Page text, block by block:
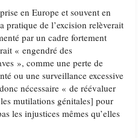
en Europe et souvent en
de l’excision relèverait
par un cadre fortement
« engendré des
», comme une perte de
ou une surveillance excessive
nécessaire « de réévaluer
mutilations génitales] pour
les injustices mêmes qu’elles